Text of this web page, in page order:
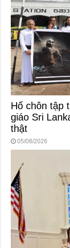
Hố chôn tập
giáo Sri
thật
05/08/2026